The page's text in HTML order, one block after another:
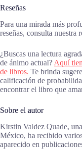
Reseñas
Para una mirada más
reseñas, consulta nuestra
¿Buscas una lectura
de ánimo actual? Aquí
de libros. Te brinda
calificación de
encontrar el libro que
Sobre el autor
Kirstin Valdez Quade,
México, ha recibido
aparecido en